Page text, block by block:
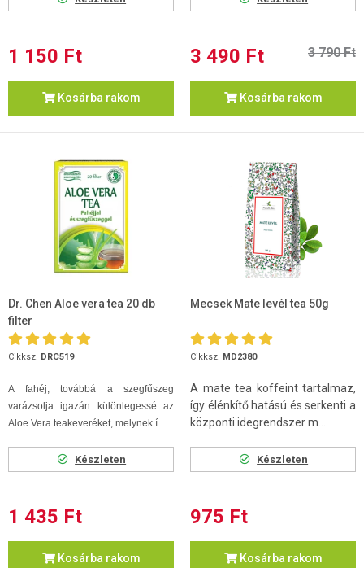
1 150 Ft
Kosárba rakom
3 490 Ft 3 790 Ft
Kosárba rakom
Dr. Chen Aloe vera tea 20 db
filter
Cikksz. DRC519
A fahéj, továbbá a szegfűszeg
varázsolja igazán különlegessé az
Aloe Vera teakeveréket, melynek í...
Készleten
1 435 Ft
Kosárba rakom
Mecsek Mate levél tea 50g
Cikksz. MD2380
A mate tea koffeint tartalmaz,
így élénkítő hatású és serkenti a
központi idegrendszer m...
Készleten
975 Ft
Kosárba rakom